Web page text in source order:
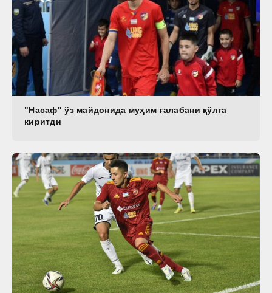
"Насаф" ўз майдонида муҳим ғалабани қўлга
киритди